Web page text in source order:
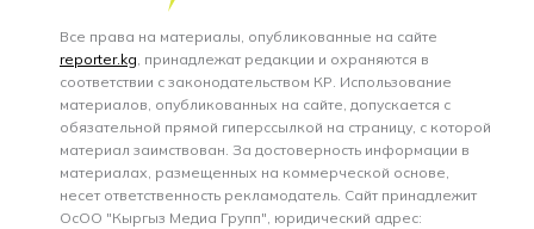
Все права на материалы, опубликованные на сайте
reporter.kg, принадлежат редакции и охраняются в
соответствии с законодательством КР. Использование
материалов, опубликованных на сайте, допускается с
обязательной прямой гиперссылкой на страницу, с которой
материал заимствован. За достоверность информации в
материалах, размещенных на коммерческой основе,
несет ответственность рекламодатель. Сайт принадлежит
ОсОО "Кыргыз Медиа Групп", юридический адрес: